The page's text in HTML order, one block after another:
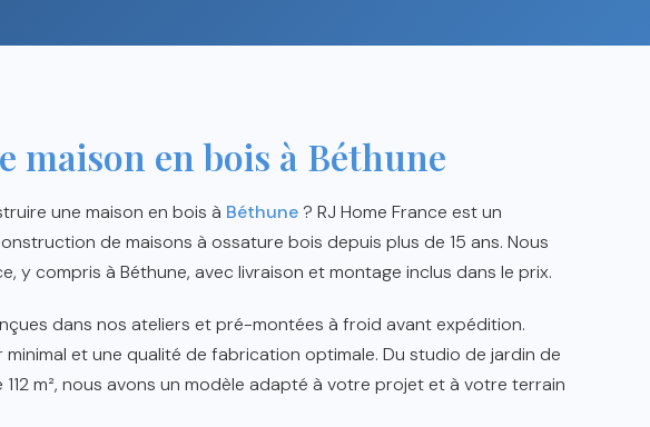
maison en bois à Béthune
une maison en bois à Béthune ? RJ Home France est un
de maisons à ossature bois depuis plus de 15 ans. Nous
y compris à Béthune, avec livraison et montage inclus dans le prix.
dans nos ateliers et pré-montées à froid avant expédition.
minimal et une qualité de fabrication optimale. Du studio de jardin de
112 m², nous avons un modèle adapté à votre projet et à votre terrain